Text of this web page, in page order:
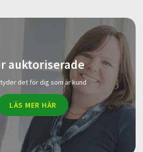
auktoriserade
det för dig som är kund
LÄS MER HÄR